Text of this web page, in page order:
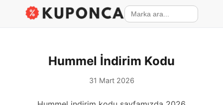
Hummel İndirim Kodu
31 Mart 2026